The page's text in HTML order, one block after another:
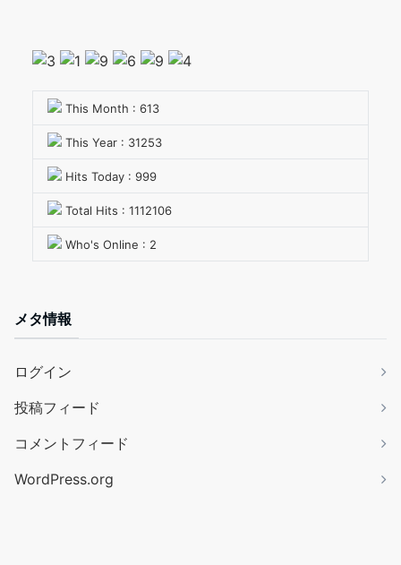
This Month : 613
This Year : 31253
Hits Today : 999
Total Hits : 1112106
Who's Online : 2
メタ情報
ログイン
投稿フィード
コメントフィード
WordPress.org